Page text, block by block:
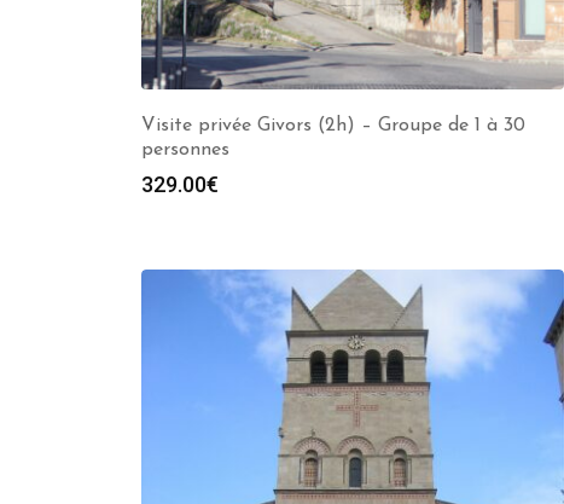
Visite privée Givors (2h) – Groupe de 1 à 30
personnes
329.00€